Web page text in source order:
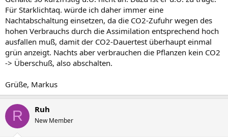
Für Starklichtaq. würde ich daher immer eine
Nachtabschaltung einsetzen, da die CO2-Zufuhr wegen des
hohen Verbrauchs durch die Assimilation entsprechend hoch
ausfallen muß, damit der CO2-Dauertest überhaupt einmal
grün anzeigt. Nachts aber verbrauchen die Pflanzen kein CO2
-> Überschuß, also abschalten.
Grüße, Markus
R Ruh
New Member